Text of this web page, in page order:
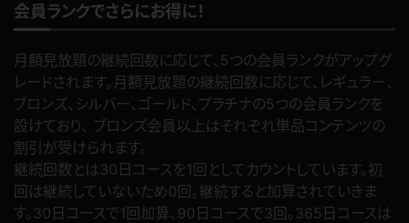
会員ランクでさらにお得に！
月額見放題の継続回数に応じて、5つの会員ランクがアップグ
レードされます。月額見放題の継続回数に応じて、レギュラー、
ブロンズ、シルバー、ゴールド、プラチナの5つの会員ランクを
設けており、 ブロンズ会員以上はそれぞれ単品コンテンツの
割引が受けられます。
継続回数とは30日コースを1回としてカウントしています。初
回は継続していないため0回。継続すると加算されていきま
す。30日コースで1回加算、90日コースで3回。365日コースは